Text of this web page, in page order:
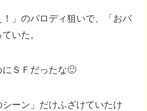
！」のパロディ狙いで、「おバ
いた。
ＳＦだったな🙂
シーン」だけふざけていたけ